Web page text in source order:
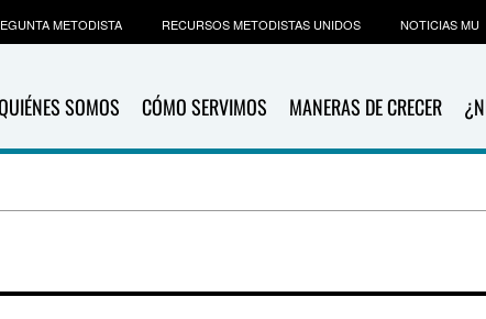
SOMOS CÓMO SERVIMOS MANERAS DE CRECER
METODISTA RECURSOS METODISTAS UNIDOS NOTICIAS MU